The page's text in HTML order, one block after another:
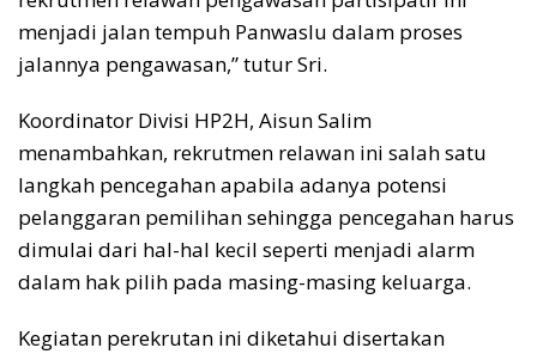
menjadi jalan tempuh Panwaslu dalam proses
jalannya pengawasan,” tutur Sri.
Koordinator Divisi HP2H, Aisun Salim
menambahkan, rekrutmen relawan ini salah satu
langkah pencegahan apabila adanya potensi
pelanggaran pemilihan sehingga pencegahan harus
dimulai dari hal-hal kecil seperti menjadi alarm
dalam hak pilih pada masing-masing keluarga.
Kegiatan perekrutan ini diketahui disertakan